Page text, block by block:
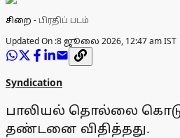
சிறை - பிரதிப் படம்
Updated On :8 ஜூலை 2026, 12:47 am IST
Syndication
பாலியல் தொல்லை
தண்டனை விதித்தது.